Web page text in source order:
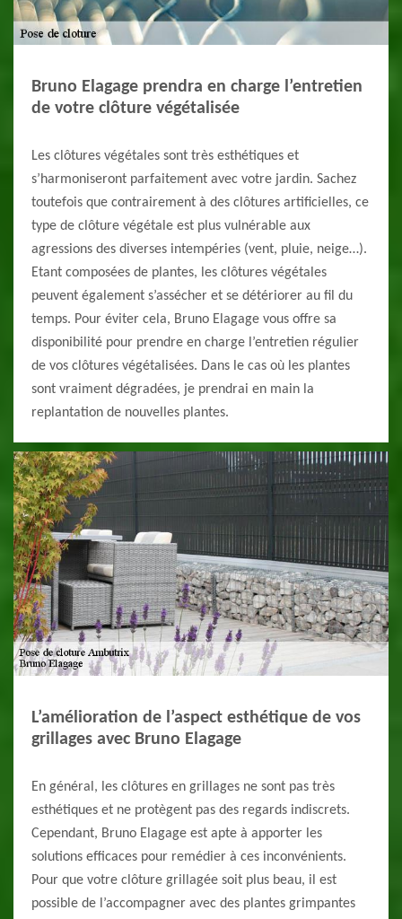
Bruno Elagage prendra en charge l’entretien
de votre clôture végétalisée
Les clôtures végétales sont très esthétiques et
s’harmoniseront parfaitement avec votre jardin. Sachez
toutefois que contrairement à des clôtures artificielles, ce
type de clôture végétale est plus vulnérable aux
agressions des diverses intempéries (vent, pluie, neige…).
Etant composées de plantes, les clôtures végétales
peuvent également s’assécher et se détériorer au fil du
temps. Pour éviter cela, Bruno Elagage vous offre sa
disponibilité pour prendre en charge l’entretien régulier
de vos clôtures végétalisées. Dans le cas où les plantes
sont vraiment dégradées, je prendrai en main la
replantation de nouvelles plantes.
L’amélioration de l’aspect esthétique de vos
grillages avec Bruno Elagage
En général, les clôtures en grillages ne sont pas très
esthétiques et ne protègent pas des regards indiscrets.
Cependant, Bruno Elagage est apte à apporter les
solutions efficaces pour remédier à ces inconvénients.
Pour que votre clôture grillagée soit plus beau, il est
possible de l’accompagner avec des plantes grimpantes